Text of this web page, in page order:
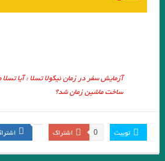
آزمایش سفر در زمان نیکولا تسلا : آیا
ساخت ماشین زمان شد؟
توییت اشتراک 0